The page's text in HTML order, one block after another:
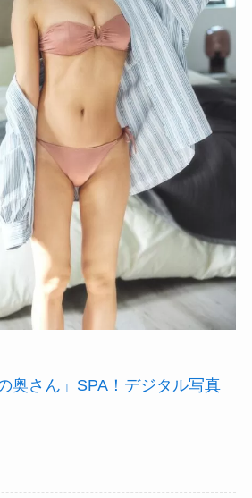
奥さん」SPA！デジタル写真